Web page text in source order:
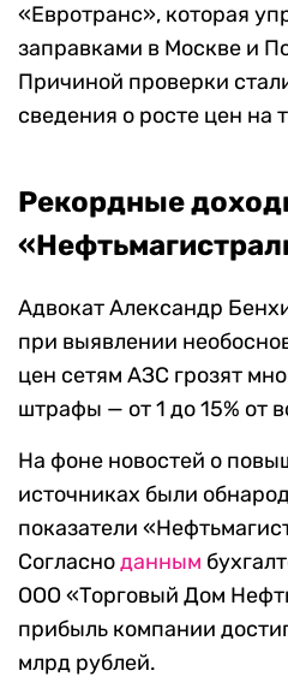
«Евротранс», которая
заправками в Москве и
Причиной проверки
сведения о росте цен на
Рекордные
Адвокат Александр
при выявлении
цен сетям АЗС грозят
штрафы — от 1 до 15% от
На фоне новостей о
источниках были
показатели
Согласноданным
ООО «Торговый Дом
прибыль компании
млрд рублей.